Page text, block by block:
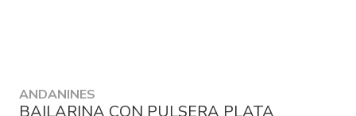
ANDANINES
BAILARINA CON PULSERA PLATA